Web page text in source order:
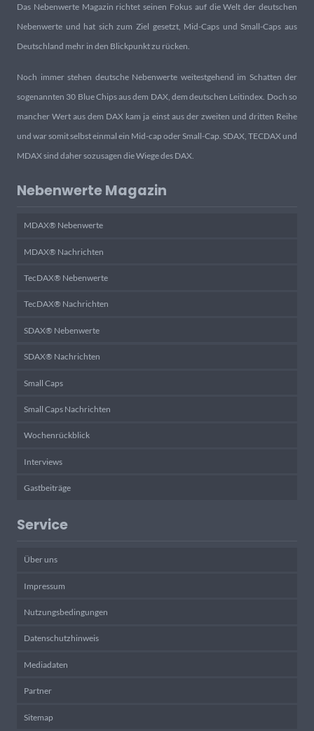
Das Nebenwerte Magazin richtet seinen Fokus auf die Welt der deutschen
Nebenwerte und hat sich zum Ziel gesetzt, Mid-Caps und Small-Caps aus
Deutschland mehr in den Blickpunkt zu rücken.
Noch immer stehen deutsche Nebenwerte weitestgehend im Schatten der
sogenannten 30 Blue Chips aus dem DAX, dem deutschen Leitindex. Doch so
mancher Wert aus dem DAX kam ja einst aus der zweiten und dritten Reihe
und war somit selbst einmal ein Mid-cap oder Small-Cap. SDAX, TECDAX und
MDAX sind daher sozusagen die Wiege des DAX.
Nebenwerte Magazin
MDAX® Nebenwerte
MDAX® Nachrichten
TecDAX® Nebenwerte
TecDAX® Nachrichten
SDAX® Nebenwerte
SDAX® Nachrichten
Small Caps
Small Caps Nachrichten
Wochenrückblick
Interviews
Gastbeiträge
Service
Über uns
Impressum
Nutzungsbedingungen
Datenschutzhinweis
Mediadaten
Partner
Sitemap